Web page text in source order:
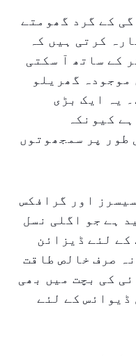
کے گرد گھومتے
کرتی ہیں کہ
کے ساتھ آ سکتی
موجودہ گھریلو
یہ ایک بڑی
کیونکہ
طور پر سمجھوتوں
اور گرافکس
ہے جو اگلی نسل
کے لئے ڈیزائن
صرف خالص طاقت
کی بچت میں بھی
ڈیوائس کے لئے